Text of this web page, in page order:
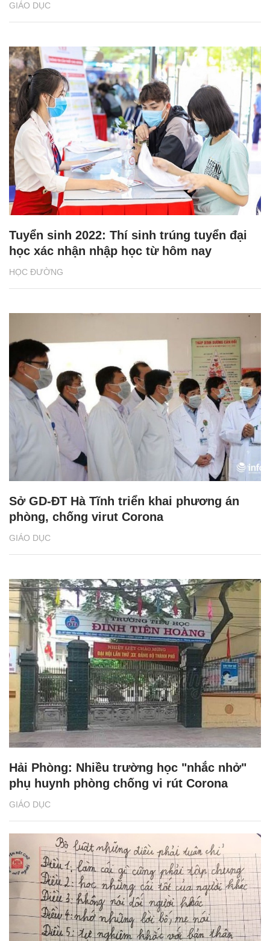
GIÁO DỤC
HỌC ĐƯỜNG
Tuyển sinh 2022: Thí sinh trúng tuyển đại
học xác nhận nhập học từ hôm nay
GIÁO DỤC
Sở GD-ĐT Hà Tĩnh triển khai phương án
phòng, chống virut Corona
GIÁO DỤC
Hải Phòng: Nhiều trường học "nhắc nhở"
phụ huynh phòng chống vi rút Corona